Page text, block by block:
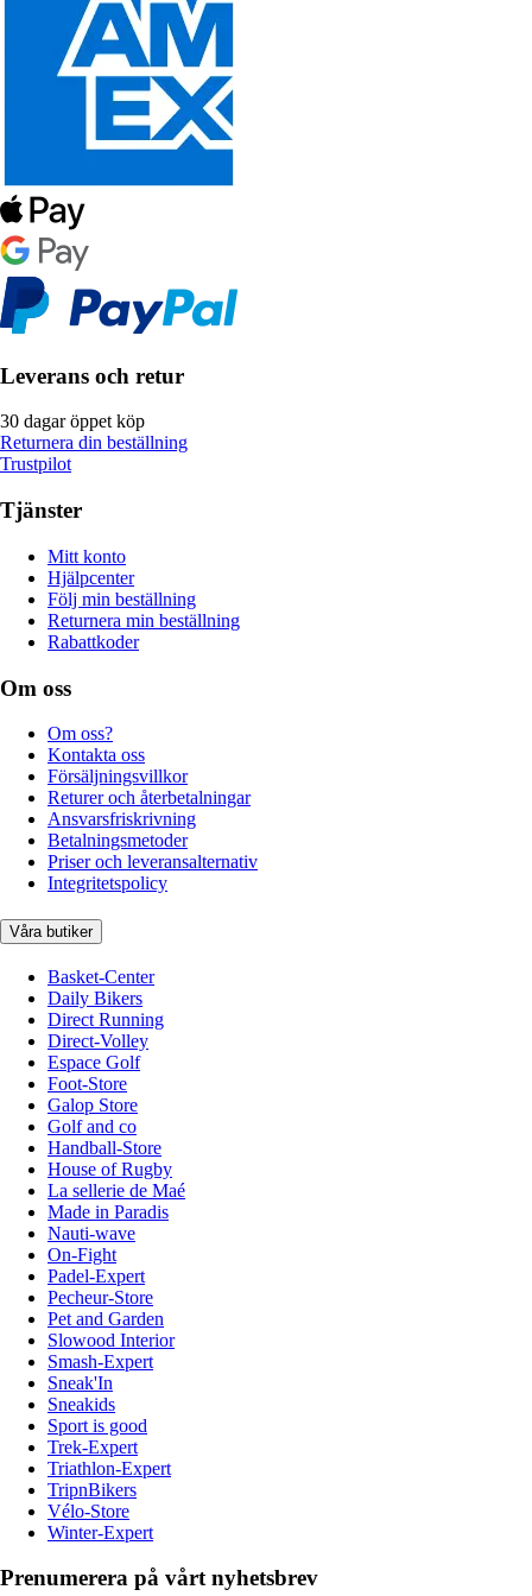
Leverans och retur
30 dagar öppet köp
Returnera din beställning
Trustpilot
Tjänster
Mitt konto
Hjälpcenter
Följ min beställning
Returnera min beställning
Rabattkoder
Om oss
Om oss?
Kontakta oss
Försäljningsvillkor
Returer och återbetalningar
Ansvarsfriskrivning
Betalningsmetoder
Priser och leveransalternativ
Integritetspolicy
Våra butiker
Basket-Center
Daily Bikers
Direct Running
Direct-Volley
Espace Golf
Foot-Store
Galop Store
Golf and co
Handball-Store
House of Rugby
La sellerie de Maé
Made in Paradis
Nauti-wave
On-Fight
Padel-Expert
Pecheur-Store
Pet and Garden
Slowood Interior
Smash-Expert
Sneak'In
Sneakids
Sport is good
Trek-Expert
Triathlon-Expert
TripnBikers
Vélo-Store
Winter-Expert
Prenumerera på vårt nyhetsbrev